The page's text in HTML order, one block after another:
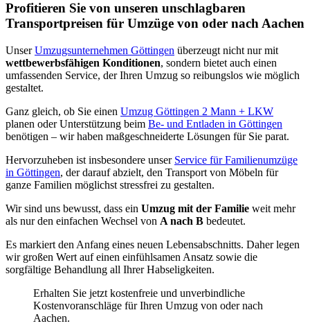
Profitieren Sie von unseren unschlagbaren
Transportpreisen für Umzüge von oder nach Aachen
UnserUmzugsunternehmen Göttingen überzeugt nicht nur mit
wettbewerbsfähigen Konditionen, sondern bietet auch einen
umfassenden Service, der Ihren Umzug so reibungslos wie möglich
gestaltet.
Ganz gleich, ob Sie einen Umzug Göttingen 2 Mann + LKW
planen oder Unterstützung beim Be- und Entladen in Göttingen
benötigen – wir haben maßgeschneiderte Lösungen für Sie parat.
Hervorzuheben ist insbesondere unser Service für Familienumzüge
in Göttingen, der darauf abzielt, den Transport von Möbeln für
ganze Familien möglichst stressfrei zu gestalten.
Wir sind uns bewusst, dass ein Umzug mit der Familie weit mehr
als nur den einfachen Wechsel von A nach B bedeutet.
Es markiert den Anfang eines neuen Lebensabschnitts. Daher legen
wir großen Wert auf einen einfühlsamen Ansatz sowie die
sorgfältige Behandlung all Ihrer Habseligkeiten.
Erhalten Sie jetzt kostenfreie und unverbindliche
Kostenvoranschläge für Ihren Umzug von oder nach
Aachen.